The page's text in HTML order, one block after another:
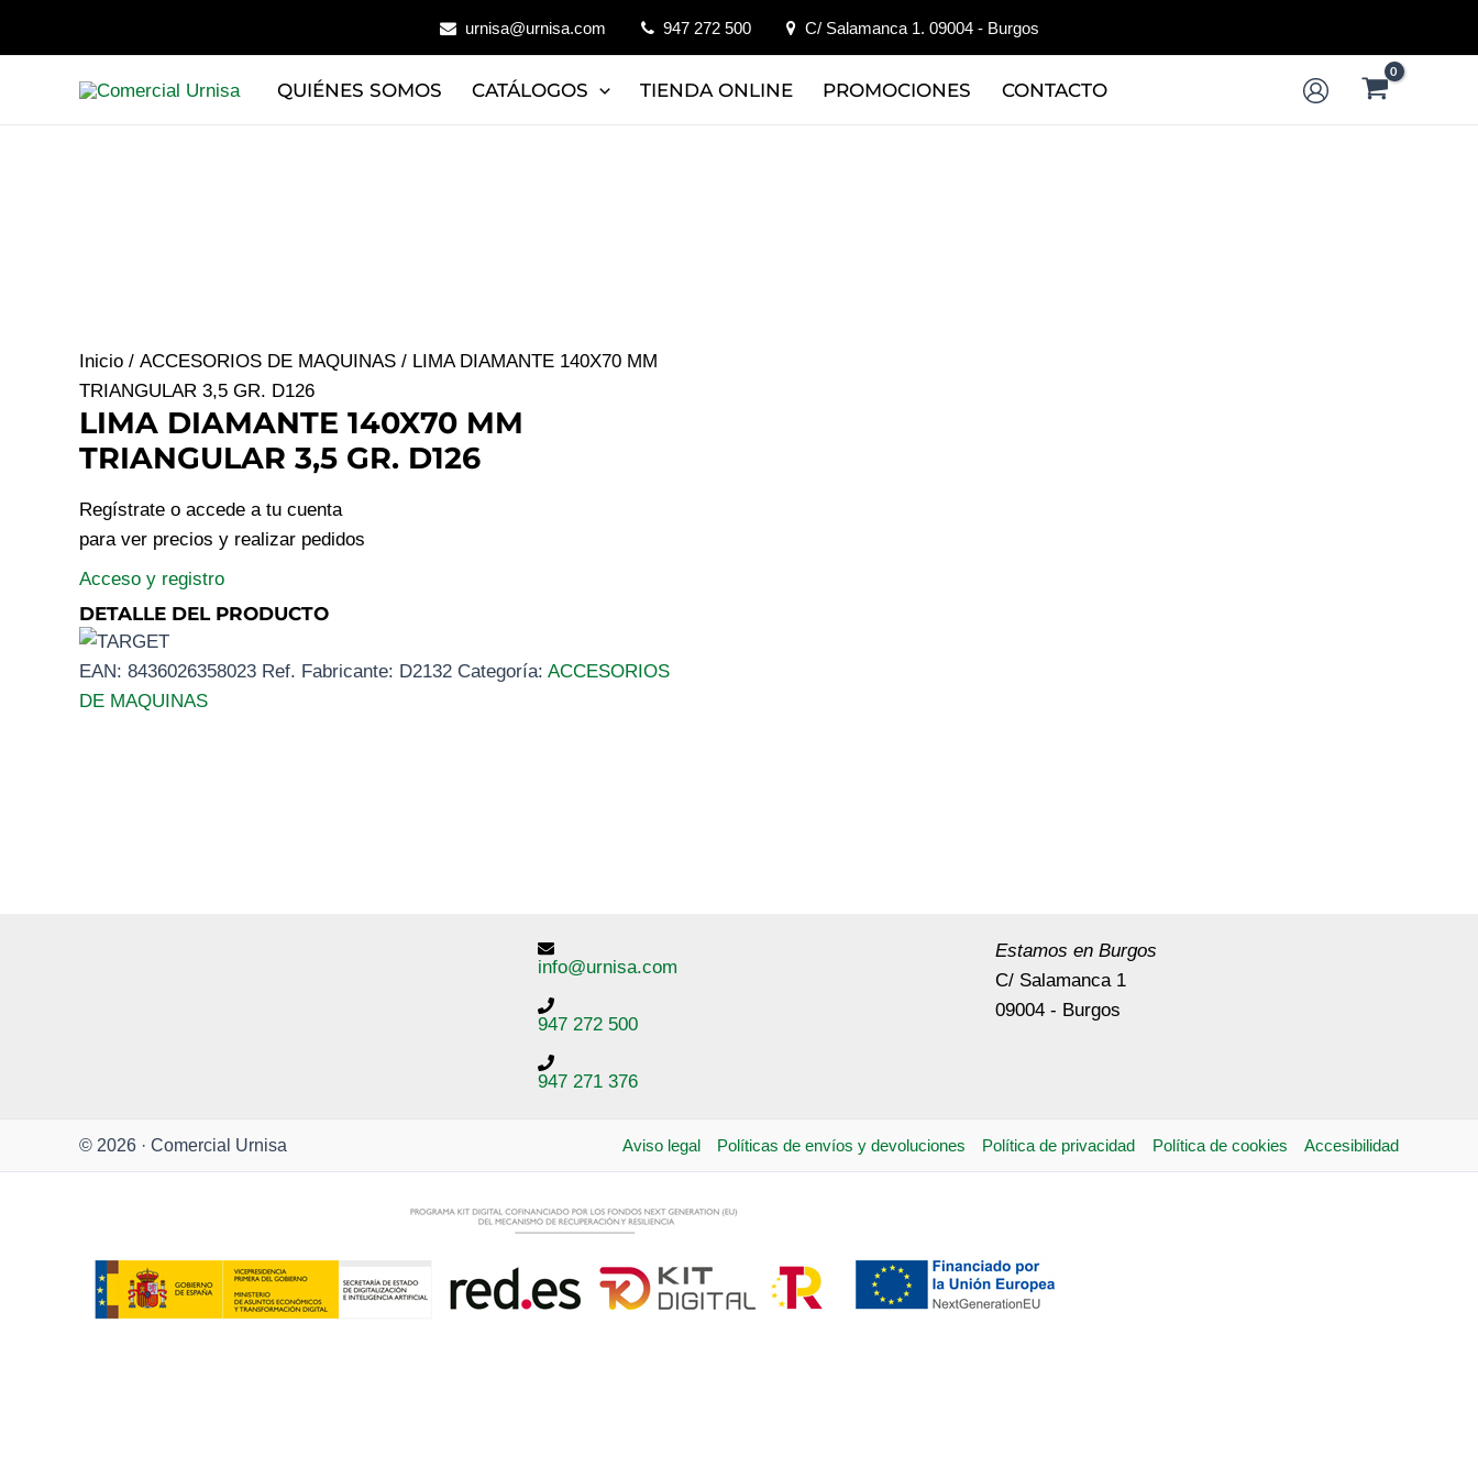
urnisa@urnisa.com 947 272 500 C/ Salamanca 1. 09004 - Burgos
QUIÉNES SOMOS CATÁLOGOS TIENDA ONLINE PROMOCIONES CONTACTO
Inicio / ACCESORIOS DE MAQUINAS / LIMA DIAMANTE 140X70 MM
TRIANGULAR 3,5 GR. D126
LIMA DIAMANTE 140X70 MM
TRIANGULAR 3,5 GR. D126
Regístrate o accede a tu cuenta
para ver precios y realizar pedidos
Acceso y registro
DETALLE DEL PRODUCTO
EAN: 8436026358023 Ref. Fabricante: D2132 Categoría: ACCESORIOS
DE MAQUINAS
info@urnisa.com
947 272 500
947 271 376
Estamos en Burgos
C/ Salamanca 1
09004 - Burgos
© 2026 · Comercial Urnisa Aviso legal Políticas de envíos y devoluciones Política de privacidad Política de cookies Accesibilidad